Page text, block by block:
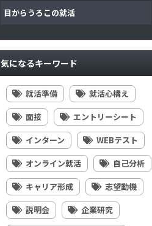
目からうろこの就活
気になるキーワード
就活準備
就活心構え
面接
エントリーシート
インターン
WEBテスト
オンライン就活
自己分析
キャリア形成
志望動機
説明会
企業研究